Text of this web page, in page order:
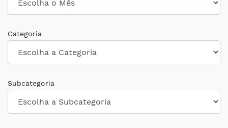
Categoria
Subcategoria